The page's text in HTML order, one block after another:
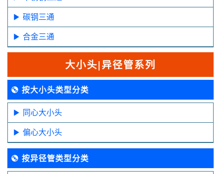
碳钢三通
合金三通
大小头|异径管系列
按大小头类型分类
同心大小头
偏心大小头
按异径管类型分类